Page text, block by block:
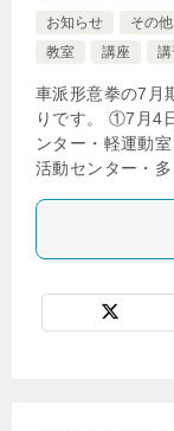
お知らせ
その他
教室
講座
車派形意拳の7月
りです。 ①7月4
ンター・軽運動
活動センター・